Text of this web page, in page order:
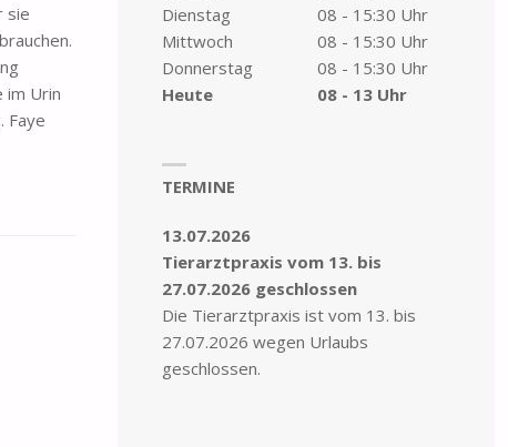
sie
im Urin
Faye
Dienstag
Mittwoch
Donnerstag
Heute
08 - 15:30 Uhr
08 - 15:30 Uhr
08 - 15:30 Uhr
08 - 13 Uhr
TERMINE
13.07.2026
Tierarztpraxis vom 13. bis
27.07.2026 geschlossen
Die Tierarztpraxis ist vom 13. bis
27.07.2026 wegen Urlaubs
geschlossen.